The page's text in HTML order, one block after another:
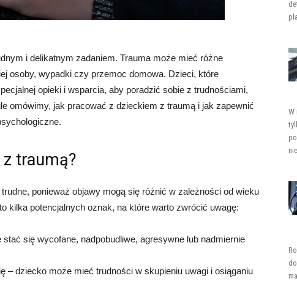
i delikatnym zadaniem. Trauma może mieć różne
osoby, wypadki czy przemoc domowa. Dzieci, które
opieki i wsparcia, aby poradzić sobie z trudnościami,
omówimy, jak pracować z dzieckiem z traumą i jak zapewnić
traumą?
ponieważ objawy mogą się różnić w zależności od wieku
kilka potencjalnych oznak, na które warto zwrócić uwagę:
się wycofane, nadpobudliwe, agresywne lub nadmiernie
– dziecko może mieć trudności w skupieniu uwagi i osiąganiu
W